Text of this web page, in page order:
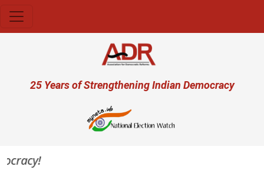
User account menu
25 Years of Strengthening Indian Democracy